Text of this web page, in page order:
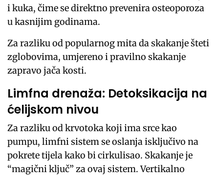
i kuka, čime se direktno prevenira osteoporoza
u kasnijim godinama.
Za razliku od popularnog mita da skakanje šteti
zglobovima, umjereno i pravilno skakanje
zapravo jača kosti.
Limfna drenaža: Detoksikacija na
ćelijskom nivou
Za razliku od krvotoka koji ima srce kao
pumpu, limfni sistem se oslanja isključivo na
pokrete tijela kako bi cirkulisao. Skakanje je
“magični ključ” za ovaj sistem. Vertikalno